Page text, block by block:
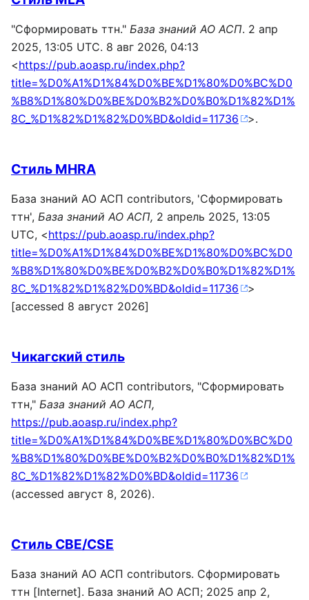
"Сформировать ттн." База знаний АО АСП. 2 апр
2025, 13:05 UTC. 8 авг 2026, 04:13
<https://pub.aoasp.ru/index.php?
title=%D0%A1%D1%84%D0%BE%D1%80%D0%BC%D0
%B8%D1%80%D0%BE%D0%B2%D0%B0%D1%82%D1%
8C_%D1%82%D1%82%D0%BD&oldid=11736
>.
Стиль MHRA
База знаний АО АСП contributors, 'Сформировать
ттн', База знаний АО АСП, 2 апрель 2025, 13:05
UTC, <https://pub.aoasp.ru/index.php?
title=%D0%A1%D1%84%D0%BE%D1%80%D0%BC%D0
%B8%D1%80%D0%BE%D0%B2%D0%B0%D1%82%D1%
8C_%D1%82%D1%82%D0%BD&oldid=11736
>
[accessed 8 август 2026]
Чикагский стиль
База знаний АО АСП contributors, "Сформировать
ттн," База знаний АО АСП,
https://pub.aoasp.ru/index.php?
title=%D0%A1%D1%84%D0%BE%D1%80%D0%BC%D0
%B8%D1%80%D0%BE%D0%B2%D0%B0%D1%82%D1%
8C_%D1%82%D1%82%D0%BD&oldid=11736
(accessed август 8, 2026).
Стиль CBE/CSE
База знаний АО АСП contributors. Сформировать
ттн [Internet]. База знаний АО АСП; 2025 апр 2,